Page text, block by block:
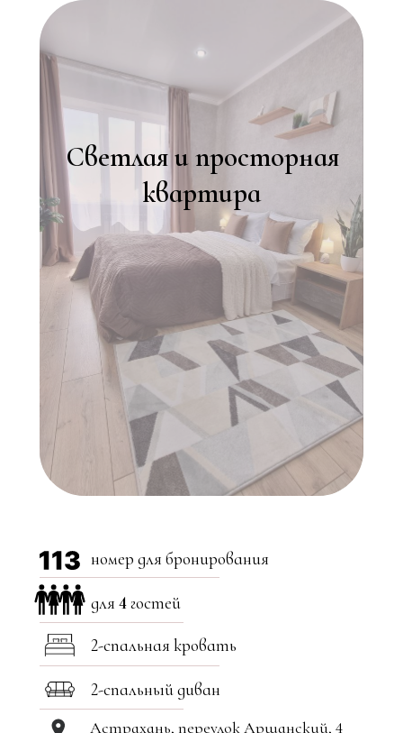
Светлая и просторная
квартира
для 4гостей
номер для бронирования
2-спальная кровать
2-спальный диван
Астрахань, переулок Аршанский, 4